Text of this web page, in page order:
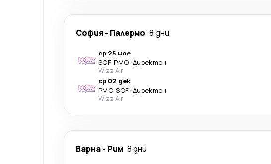
София- Палермо 8 дни
ср 25 ное
SOF-PMO· Директен
Wizz Air
ср 02 дек
PMO-SOF· Директен
Wizz Air
Варна- Рим 8 дни